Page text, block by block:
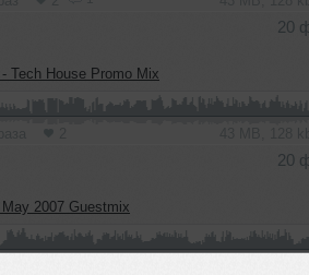
20
Tech House Promo Mix
20
2007 Guestmix